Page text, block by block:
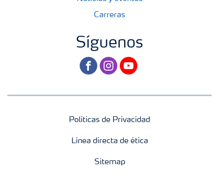
Carreras
Síguenos
facebookinstagram
youtube
Políticas de Privacidad
Línea directa de ética
Sitemap